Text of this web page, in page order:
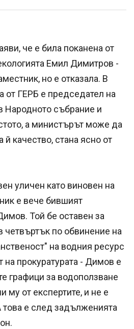
че е била поканена от
Емил Димитров -
но е отказала. В
от ГЕРБ е председател на
Народното събрание и
а министърът може да
й качество, стана ясно от
уличен като виновен на
е вече бившият
Той бе оставен за
четвъртък по обвинение на
на водния ресурс
на прокуратурата - Димов е
графици за водоползване
му от експертите, и не е
това е след задълженията